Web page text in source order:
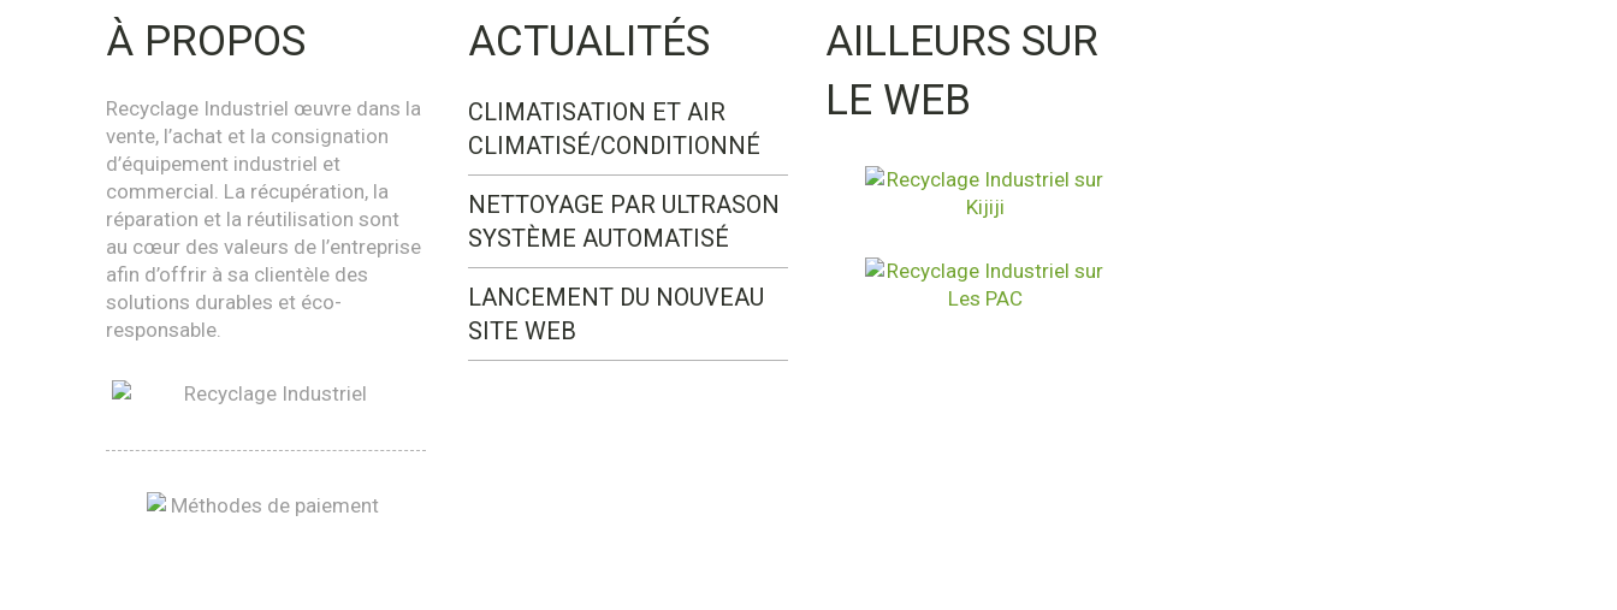
À PROPOS
Recyclage Industriel œuvre dans la
vente, l’achat et la consignation
d’équipement industriel et
commercial. La récupération, la
réparation et la réutilisation sont
au cœur des valeurs de l’entreprise
afin d’offrir à sa clientèle des
solutions durables et éco-
responsable.
ACTUALITÉS
CLIMATISATION ET AIR
CLIMATISÉ/CONDITIONNÉ
NETTOYAGE PAR ULTRASON
SYSTÈME AUTOMATISÉ
LANCEMENT DU NOUVEAU
SITE WEB
AILLEURS SUR
LE WEB